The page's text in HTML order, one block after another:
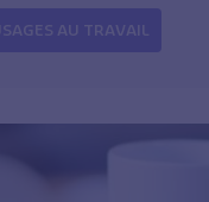
AU TRAVAIL